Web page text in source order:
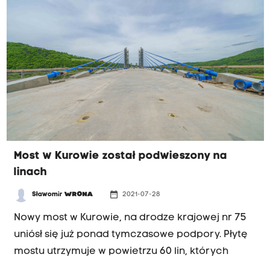
Most w Kurowie został podwieszony na
linach
SławomirWRONA date_range 2021-07-28
Nowy most w Kurowie, na drodze krajowej nr 75
uniósł się już ponad tymczasowe podpory. Płytę
mostu utrzymuje w powietrzu 60 lin, których